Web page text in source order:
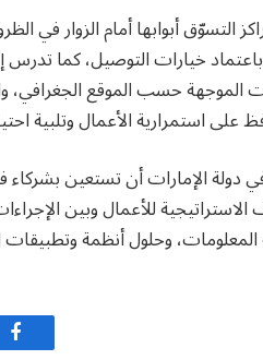
التسوّق أبوابها أمام الزوار في
خيارات التوصيل، كما
حسب الموقع الجغرافي،
على استمرارية الأعمال وتلبية
الإمارات أن تستعين بشركاء
للأعمال وبين
المعلومات، وحلول أنظمة